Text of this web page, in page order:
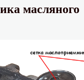
масляного